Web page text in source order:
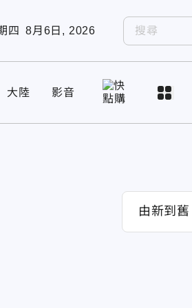
四 8月6日, 2026
大陸 影音
由新到舊